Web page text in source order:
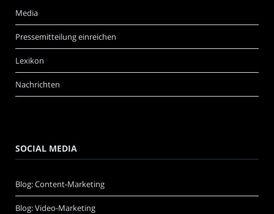
Media
Pressemitteilung einreichen
Lexikon
Nachrichten
SOCIAL MEDIA
Blog: Content-Marketing
Blog: Video-Marketing